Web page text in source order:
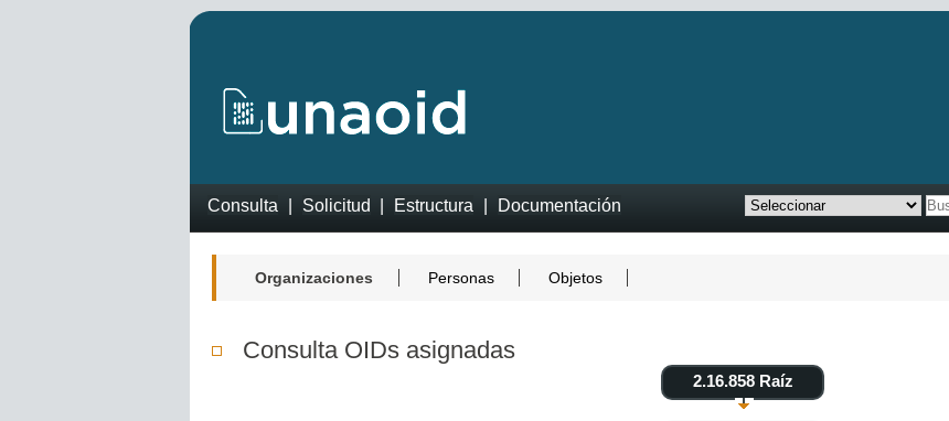
Consulta Solicitud Estructura Documentación
Organizaciones Personas Objetos
Consulta OIDs asignadas
2.16.858 Raíz